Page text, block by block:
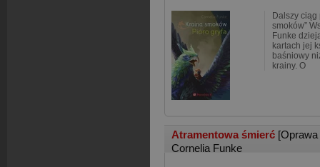
Dalszy ciąg
smoków”
Funke
kartach jej
baśniowy
krainy. O
Atramentowa śmierć
Cornelia Funke